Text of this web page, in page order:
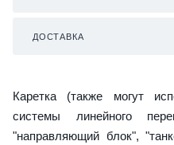
ДОСТАВКА
Каретка (также могут
системы линейного
"направляющий блок",